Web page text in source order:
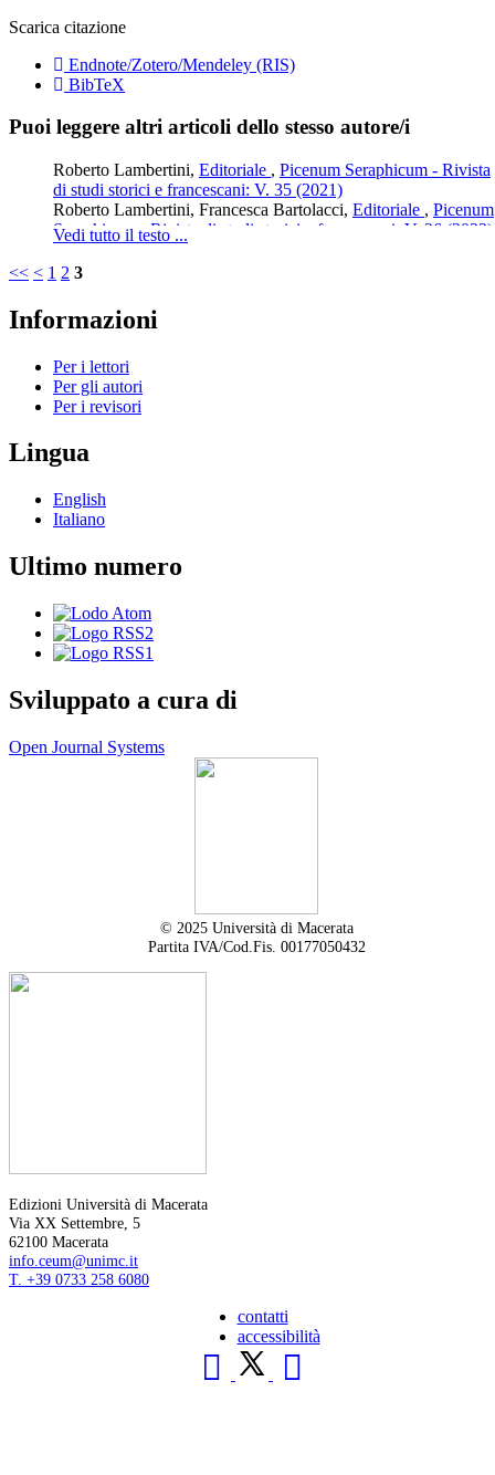
Scarica citazione
Endnote/Zotero/Mendeley (RIS)
BibTeX
Puoi leggere altri articoli dello stesso autore/i
Roberto Lambertini, Editoriale , Picenum Seraphicum - Rivista
di studi storici e francescani: V. 35 (2021)
Roberto Lambertini, Francesca Bartolacci, Editoriale , Picenum
Seraphicum - Rivista di studi storici e francescani: V. 36 (2022)
Roberto Lambertini,
di studi storici e francescani: V. 38 (2024)
Seraphicum - Rivista di studi storici e francescani: V. 39 (2025)
Vedi tutto il testo ...
<< < 1 2 3
Informazioni
Per i lettori
Per gli autori
Per i revisori
Lingua
English
Italiano
Ultimo numero
Sviluppato a cura di
Open Journal Systems
© 2025 Università di Macerata
Partita IVA/Cod.Fis. 00177050432
Edizioni Università di Macerata
Via XX Settembre, 5
62100 Macerata
info.ceum@unimc.it
T. +39 0733 258 6080
contatti
accessibilità